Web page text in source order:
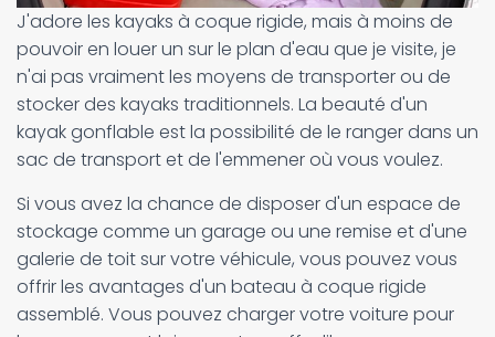
J'adore les kayaks à coque rigide, mais à moins de
pouvoir en louer un sur le plan d'eau que je visite, je
n'ai pas vraiment les moyens de transporter ou de
stocker des kayaks traditionnels. La beauté d'un
kayak gonflable est la possibilité de le ranger dans un
sac de transport et de l'emmener où vous voulez.
Si vous avez la chance de disposer d'un espace de
stockage comme un garage ou une remise et d'une
galerie de toit sur votre véhicule, vous pouvez vous
offrir les avantages d'un bateau à coque rigide
assemblé. Vous pouvez charger votre voiture pour